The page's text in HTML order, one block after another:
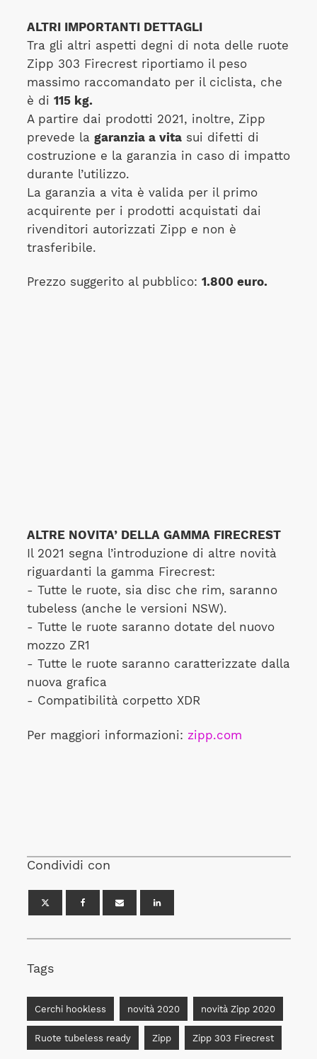
ALTRI IMPORTANTI DETTAGLI
Tra gli altri aspetti degni di nota delle ruote
Zipp 303 Firecrest riportiamo il peso
massimo raccomandato per il ciclista, che
è di 115 kg.
A partire dai prodotti 2021, inoltre, Zipp
prevede la garanzia a vitasui difetti di
costruzione e la garanzia in caso di impatto
durante l’utilizzo.
La garanzia a vita è valida per il primo
acquirente per i prodotti acquistati dai
rivenditori autorizzati Zipp e non è
trasferibile.
Prezzo suggerito al pubblico: 1.800 euro.
ALTRE NOVITA’ DELLA GAMMA FIRECREST
Il 2021 segna l’introduzione di altre novità
riguardanti la gamma Firecrest:
- Tutte le ruote, sia disc che rim, saranno
tubeless (anche le versioni NSW).
- Tutte le ruote saranno dotate del nuovo
mozzo ZR1
- Tutte le ruote saranno caratterizzate dalla
nuova grafica
- Compatibilità corpetto XDR
Per maggiori informazioni: zipp.com
Condividi con
Tags
Cerchi hookless novità 2020 novità Zipp 2020
Ruote tubeless ready Zipp Zipp 303 Firecrest